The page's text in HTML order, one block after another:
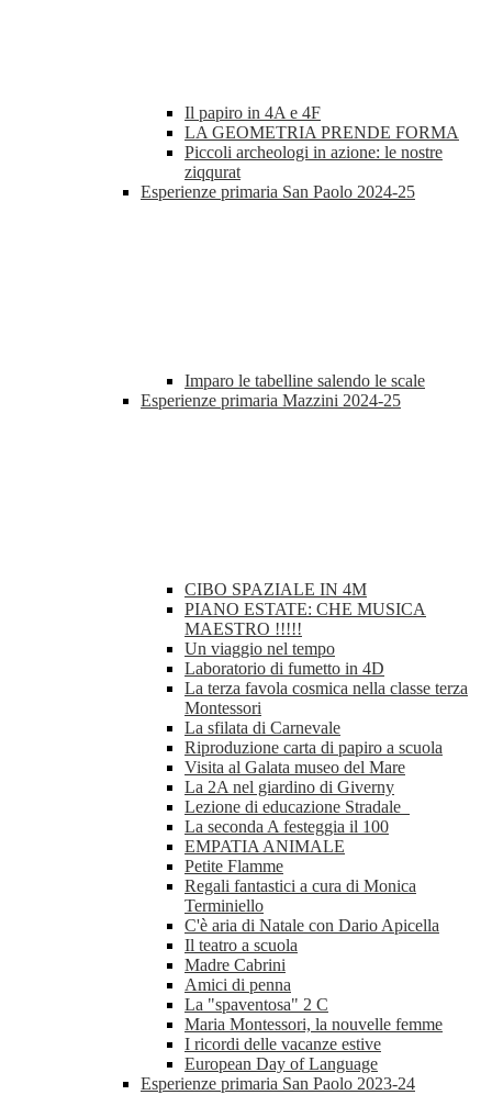
Il papiro in 4A e 4F
LA GEOMETRIA PRENDE FORMA
Piccoli archeologi in azione: le nostre
ziqqurat
Esperienze primaria San Paolo 2024-25
Imparo le tabelline salendo le scale
Esperienze primaria Mazzini 2024-25
CIBO SPAZIALE IN 4M
PIANO ESTATE: CHE MUSICA
MAESTRO !!!!!
Un viaggio nel tempo
Laboratorio di fumetto in 4D
La terza favola cosmica nella classe terza
Montessori
La sfilata di Carnevale
Riproduzione carta di papiro a scuola
Visita al Galata museo del Mare
La 2A nel giardino di Giverny
Lezione di educazione Stradale
La seconda A festeggia il 100
EMPATIA ANIMALE
Petite Flamme
Regali fantastici a cura di Monica
Terminiello
C'è aria di Natale con Dario Apicella
Il teatro a scuola
Madre Cabrini
Amici di penna
La "spaventosa" 2 C
Maria Montessori, la nouvelle femme
I ricordi delle vacanze estive
European Day of Language
Esperienze primaria San Paolo 2023-24